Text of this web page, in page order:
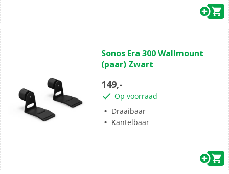
van
de
sterren.
Sonos Era 300 Wallmount
(paar) Zwart
149,-
Op voorraad
Draaibaar
Kantelbaar